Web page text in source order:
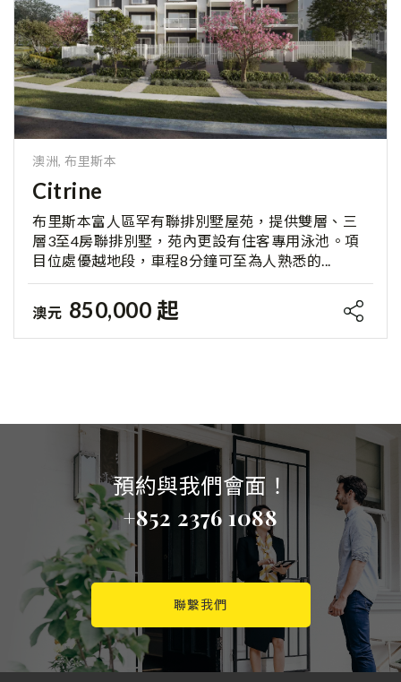
澳洲, 布里斯本
Citrine
布里斯本富人區罕有聯排別墅屋苑，提供雙層、三
層3至4房聯排別墅，苑內更設有住客專用泳池。項
目位處優越地段，車程8分鐘可至為人熟悉的...
澳元 850,000 起
預約與我們會面！
+852 2376 1088
聯繫我們